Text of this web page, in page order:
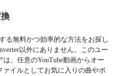
る無料かつ効率的な方法をお探し
以外にありません。このユー
、任意のYouTube動画からオー
イルとしてお気に入りの曲やポ